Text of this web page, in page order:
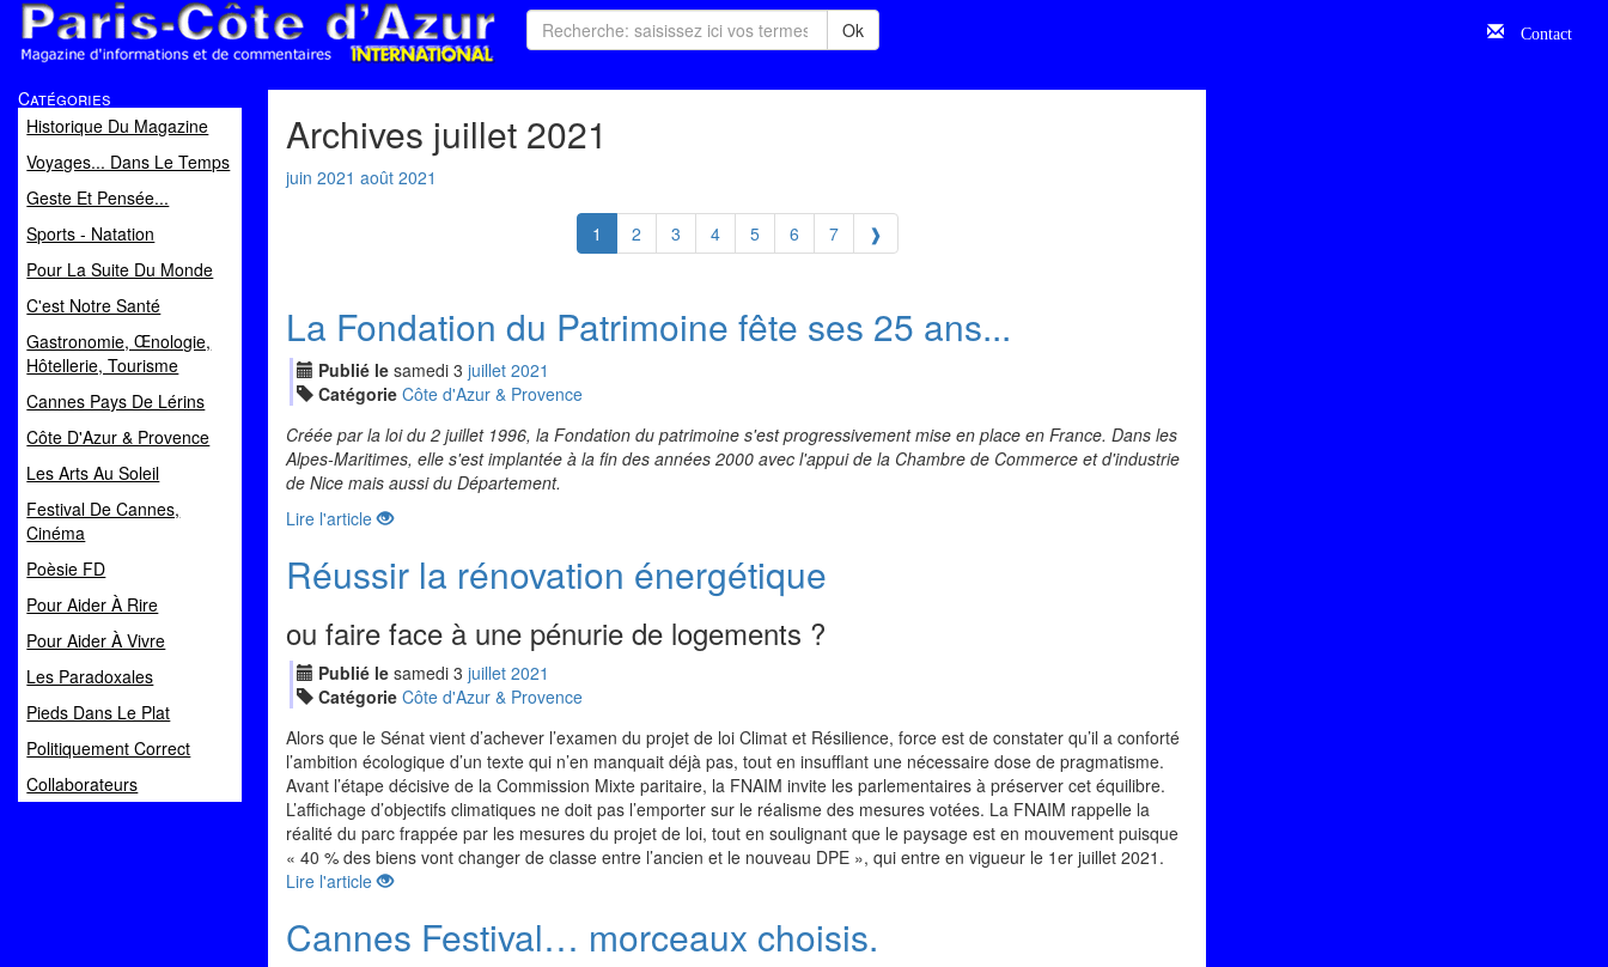
Magazine d'informations et de commentaires
Ok Contact
Catégories
Historique Du Magazine
Voyages... Dans Le Temps
Geste Et Pensée...
Sports - Natation
Pour La Suite Du Monde
C'est Notre Santé
Gastronomie, Œnologie,
Hôtellerie, Tourisme
Cannes Pays De Lérins
Côte D'Azur & Provence
Les Arts Au Soleil
Festival De Cannes,
Cinéma
Poèsie FD
Pour Aider À Rire
Pour Aider À Vivre
Les Paradoxales
Pieds Dans Le Plat
Politiquement Correct
Collaborateurs
Archives juillet 2021
juin 2021 août 2021
1 2 3 4 5 6 7 ❱
La Fondation du Patrimoine fête ses 25 ans...
Publié le samedi 3 juillet 2021
Catégorie Côte d'Azur & Provence
Créée par la loi du 2 juillet 1996, la Fondation du patrimoine s'est progressivement mise en place en France. Dans les
Alpes-Maritimes, elle s'est implantée à la fin des années 2000 avec l'appui de la Chambre de Commerce et d'industrie
de Nice mais aussi du Département.
Lire l'article
Réussir la rénovation énergétique
ou faire face à une pénurie de logements ?
Publié le samedi 3 juillet 2021
Catégorie Côte d'Azur & Provence
Alors que le Sénat vient d’achever l’examen du projet de loi Climat et Résilience, force est de constater qu’il a conforté
l’ambition écologique d’un texte qui n’en manquait déjà pas, tout en insufflant une nécessaire dose de pragmatisme.
Avant l’étape décisive de la Commission Mixte paritaire, la FNAIM invite les parlementaires à préserver cet équilibre.
L’affichage d’objectifs climatiques ne doit pas l’emporter sur le réalisme des mesures votées. La FNAIM rappelle la
réalité du parc frappée par les mesures du projet de loi, tout en soulignant que le paysage est en mouvement puisque
« 40 % des biens vont changer de classe entre l’ancien et le nouveau DPE », qui entre en vigueur le 1er juillet 2021.
Lire l'article
Cannes Festival… morceaux choisis.